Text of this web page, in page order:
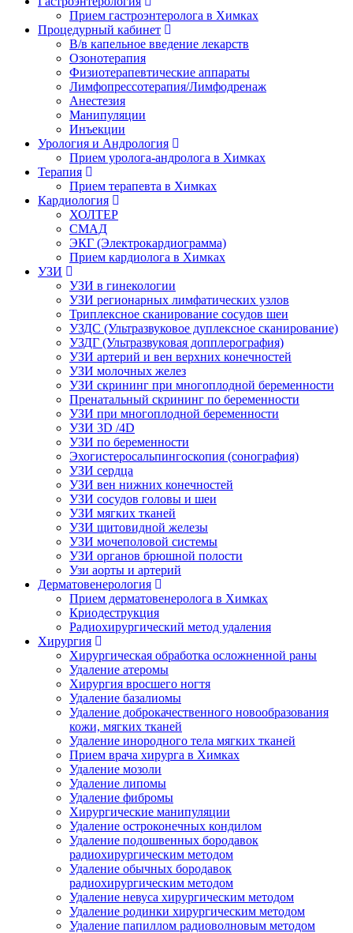
Прием гастроэнтеролога в Химках
Процедурный кабинет
В/в капельное введение лекарств
Озонотерапия
Физиотерапевтические аппараты
Лимфопрессотерапия/Лимфодренаж
Анестезия
Манипуляции
Инъекции
Урология и Андрология
Прием уролога-андролога в Химках
Терапия
Прием терапевта в Химках
Кардиология
ХОЛТЕР
СМАД
ЭКГ (Электрокардиограмма)
Прием кардиолога в Химках
УЗИ
УЗИ в гинекологии
УЗИ регионарных лимфатических узлов
Триплексное сканирование сосудов шеи
УЗДС (Ультразвуковое дуплексное сканирование)
УЗДГ (Ультразвуковая допплерография)
УЗИ артерий и вен верхних конечностей
УЗИ молочных желез
УЗИ скрининг при многоплодной беременности
Пренатальный скрининг по беременности
УЗИ при многоплодной беременности
УЗИ 3D /4D
УЗИ по беременности
Эхогистеросальпингоскопия (сонография)
УЗИ сердца
УЗИ вен нижних конечностей
УЗИ сосудов головы и шеи
УЗИ мягких тканей
УЗИ щитовидной железы
УЗИ мочеполовой системы
УЗИ органов брюшной полости
Узи аорты и артерий
Дерматовенерология
Прием дерматовенеролога в Химках
Криодеструкция
Радиохирургический метод удаления
Хирургия
Хирургическая обработка осложненной раны
Удаление атеромы
Хирургия вросшего ногтя
Удаление базалиомы
Удаление доброкачественного новообразования
кожи, мягких тканей
Удаление инородного тела мягких тканей
Прием врача хирурга в Химках
Удаление мозоли
Удаление липомы
Удаление фибромы
Хирургические манипуляции
Удаление остроконечных кондилом
Удаление подошвенных бородавок
радиохирургическим методом
Удаление обычных бородавок
радиохирургическим методом
Удаление невуса хирургическим методом
Удаление родинки хирургическим методом
Удаление папиллом радиоволновым методом